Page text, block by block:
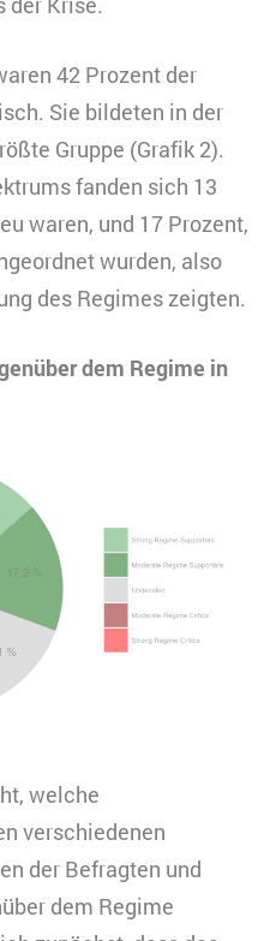
42 Prozent der
Sie bildeten in der
Gruppe (Grafik 2).
fanden sich 13
waren, und 17 Prozent,
wurden, also
des Regimes zeigten.
dem Regime in
welche
verschiedenen
der Befragten und
dem Regime